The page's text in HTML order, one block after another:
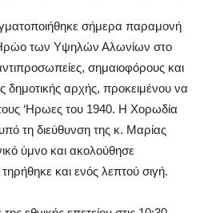
σήμερα παραμονή
των Υψηλών Αλωνίων στο
σημαιοφόρους και
δημοτικής αρχής, προκειμένου να
‘Ηρωες του 1940. Η Χορωδία
τη διεύθυνση της κ. Μαρίας
ύμνο και ακολούθησε
και ενός λεπτού σιγή.